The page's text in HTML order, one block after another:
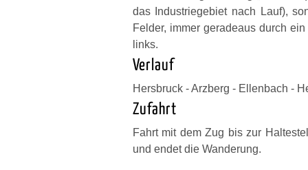
das Industriegebiet nach Lauf),
Felder, immer geradeaus durch
links.
Verlauf
Hersbruck - Arzberg - Ellenbach -
Zufahrt
Fahrt mit dem Zug bis zur
und endet die Wanderung.